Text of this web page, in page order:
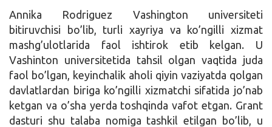
Annika Rodriguez Vashington universiteti
bitiruvchisi bo’lib, turli xayriya va ko’ngilli xizmat
mashg’ulotlarida faol ishtirok etib kelgan. U
Vashinton universitetida tahsil olgan vaqtida juda
faol bo’lgan, keyinchalik aholi qiyin vaziyatda qolgan
davlatlardan biriga ko’ngilli xizmatchi sifatida jo’nab
ketgan va o’sha yerda toshqinda vafot etgan. Grant
dasturi shu talaba nomiga tashkil etilgan bo’lib, u